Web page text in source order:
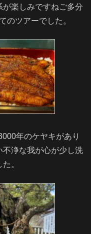
が楽しみですねご多分
のツアーでした。
年のケヤキがあり
浄な我が心が少し洗
。